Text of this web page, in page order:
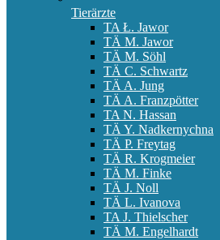
Tierärzte
TA Ł. Jawor
TÄ M. Jawor
TÄ M. Söhl
TÄ C. Schwartz
TÄ A. Jung
TÄ A. Franzpötter
TA N. Hassan
TÄ Y. Nadkernychna
TÄ P. Freytag
TÄ R. Krogmeier
TÄ M. Finke
TÄ J. Noll
TÄ L. Ivanova
TA J. Thielscher
TÄ M. Engelhardt